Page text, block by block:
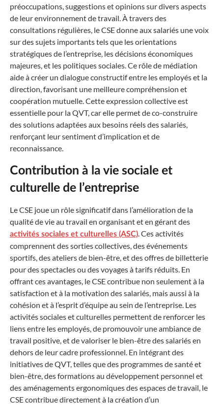
préoccupations, suggestions et opinions sur divers aspects
de leur environnement de travail. À travers des
consultations régulières, le CSE donne aux salariés une voix
sur des sujets importants tels que les orientations
stratégiques de l’entreprise, les décisions économiques
majeures, et les politiques sociales. Ce rôle de médiation
aide à créer un dialogue constructif entre les employés et la
direction, favorisant une meilleure compréhension et
coopération mutuelle. Cette expression collective est
essentielle pour la QVT, car elle permet de co-construire
des solutions adaptées aux besoins réels des salariés,
renforçant leur sentiment d’implication et de
reconnaissance.
Contribution à la vie sociale et
culturelle de l’entreprise
Le CSE joue un rôle significatif dans l’amélioration de la
qualité de vie au travail en organisant et en gérant des
activités sociales et culturelles (ASC). Ces activités
comprennent des sorties collectives, des événements
sportifs, des ateliers de bien-être, et des offres de billetterie
pour des spectacles ou des voyages à tarifs réduits. En
offrant ces avantages, le CSE contribue non seulement à la
satisfaction et à la motivation des salariés, mais aussi à la
cohésion et à l’esprit d’équipe au sein de l’entreprise. Les
activités sociales et culturelles permettent de renforcer les
liens entre les employés, de promouvoir une ambiance de
travail positive, et de valoriser le bien-être des salariés en
dehors de leur cadre professionnel. En intégrant des
initiatives de QVT, telles que des programmes de santé et
bien-être, des formations au développement personnel et
des aménagements ergonomiques des espaces de travail, le
CSE contribue directement à la création d’un